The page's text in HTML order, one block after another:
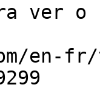
ver o
en-